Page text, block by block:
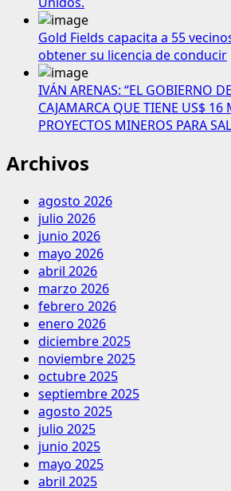
Gold Fields capacita a 55
obtener su licencia de conducir
IVÁN ARENAS: “EL GOBIERNO
CAJAMARCA QUE TIENE US$
PROYECTOS MINEROS PARA
Archivos
agosto 2026
julio 2026
junio 2026
mayo 2026
abril 2026
marzo 2026
febrero 2026
enero 2026
diciembre 2025
noviembre 2025
octubre 2025
septiembre 2025
agosto 2025
julio 2025
junio 2025
mayo 2025
abril 2025